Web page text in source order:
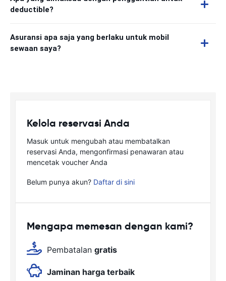
deductible?
Asuransi apa saja yang berlaku untuk mobil
sewaan saya?
Kelola reservasi Anda
Masuk untuk mengubah atau membatalkan
reservasi Anda, mengonfirmasi penawaran atau
mencetak voucher Anda
Belum punya akun? Daftar di sini
Mengapa memesan dengan kami?
Pembatalan gratis
Jaminan harga terbaik